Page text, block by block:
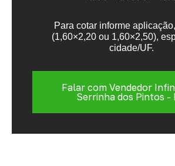
Para cotar informe
(1,60×2,20 ou 1,60×2,50),
cidade/UF.
Falar com Vendedor
Serrinha dos Pintos -